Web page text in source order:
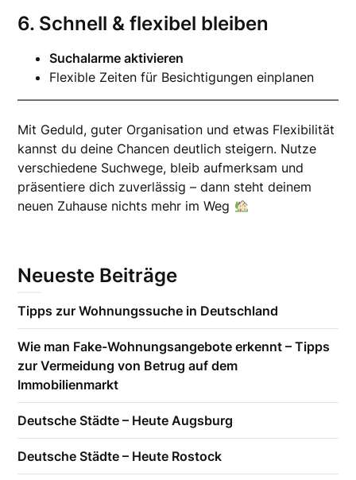
6. Schnell & flexibel bleiben
Suchalarme aktivieren
Flexible Zeiten für Besichtigungen einplanen
Mit Geduld, guter Organisation und etwas Flexibilität
kannst du deine Chancen deutlich steigern. Nutze
verschiedene Suchwege, bleib aufmerksam und
präsentiere dich zuverlässig – dann steht deinem
neuen Zuhause nichts mehr im Weg
Neueste Beiträge
Tipps zur Wohnungssuche in Deutschland
Wie man Fake-Wohnungsangebote erkennt – Tipps
zur Vermeidung von Betrug auf dem
Immobilienmarkt
Deutsche Städte – Heute Augsburg
Deutsche Städte – Heute Rostock